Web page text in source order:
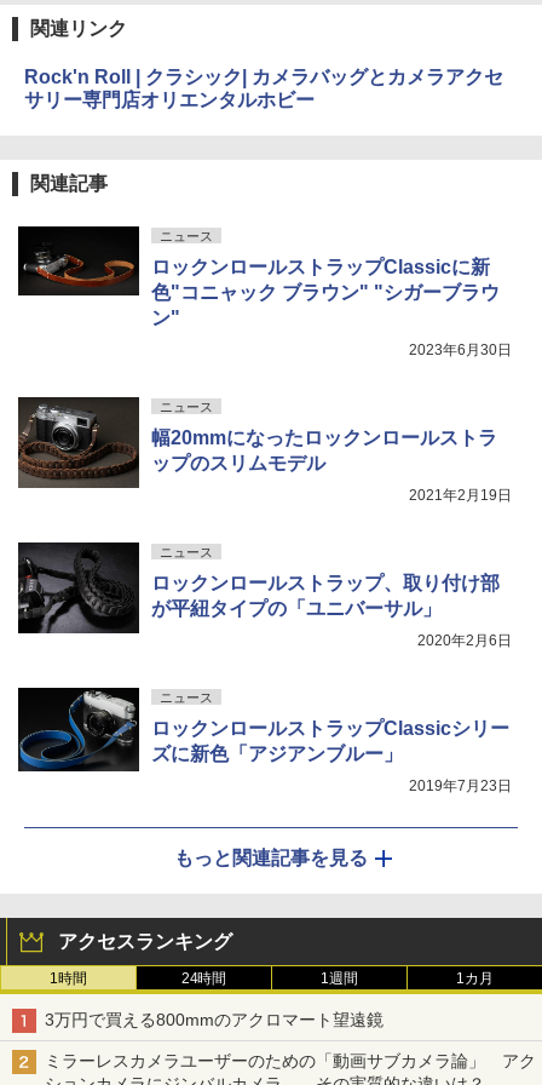
関連リンク
Rock'n Roll | クラシック| カメラバッグとカメラアクセ
サリー専門店オリエンタルホビー
関連記事
ニュース
ロックンロールストラップClassicに新
色"コニャック ブラウン" "シガーブラウ
ン"
2023年6月30日
ニュース
幅20mmになったロックンロールストラ
ップのスリムモデル
2021年2月19日
ニュース
ロックンロールストラップ、取り付け部
が平紐タイプの「ユニバーサル」
2020年2月6日
ニュース
ロックンロールストラップClassicシリー
ズに新色「アジアンブルー」
2019年7月23日
もっと関連記事を見る
アクセスランキング
1時間 24時間 1週間 1カ月
3万円で買える800mmのアクロマート望遠鏡
ミラーレスカメラユーザーのための「動画サブカメラ論」 アク